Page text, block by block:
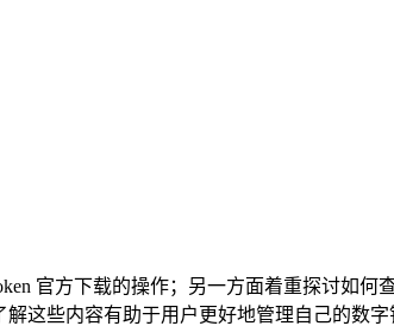
官方下载的操作；另一方面着重探讨如何
这些内容有助于用户更好地管理自己的数字